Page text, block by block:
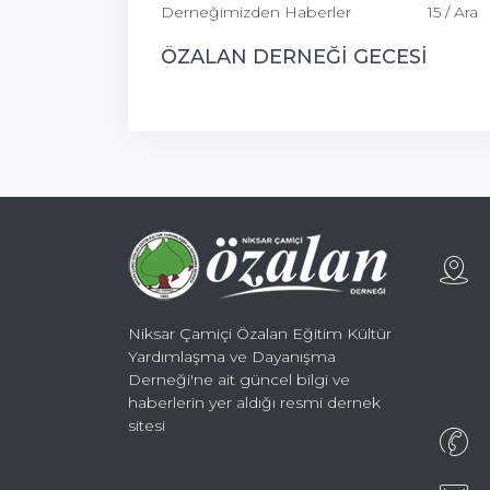
Derneğimizden Haberler 15 / Ara
ÖZALAN DERNEĞİ GECESİ
Niksar Çamiçi Özalan Eğitim Kültür
Yardımlaşma ve Dayanışma
Derneği'ne ait güncel bilgi ve
haberlerin yer aldığı resmi dernek
sitesi